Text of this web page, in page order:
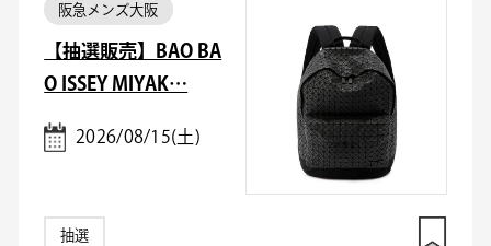
阪急メンズ大阪
【抽選販売】BAO BA
O ISSEY MIYAK…
2026/08/15(土)
抽選